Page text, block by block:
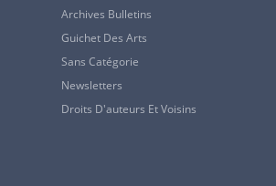
Archives Bulletins
Guichet Des Arts
Sans Catégorie
Newsletters
Droits D'auteurs Et Voisins